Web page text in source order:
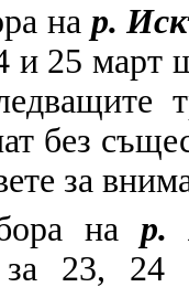
на р.
и 25 март
без
за
на р.
за 23,